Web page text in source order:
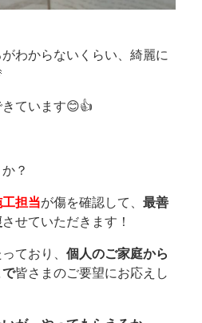
わからないくらい、綺麗に
ています😊👍
？
担当が傷を確認して、最善
させていただきます！
ており、個人のご家庭から
で皆さまのご要望にお応えし